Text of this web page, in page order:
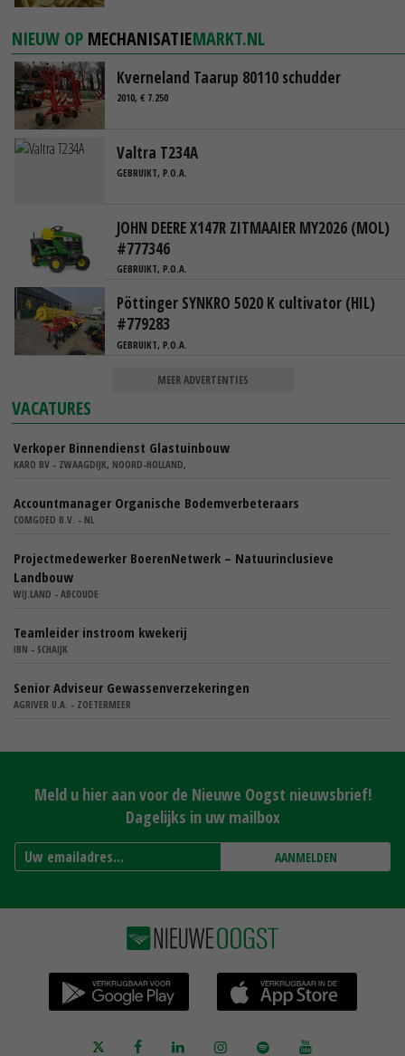
NIEUW OP MECHANISATIEMARKT.NL
Kverneland Taarup 80110 schudder
2010, € 7.250
Valtra T234A
GEBRUIKT, P.O.A.
JOHN DEERE X147R ZITMAAIER MY2026 (MOL)
#777346
GEBRUIKT, P.O.A.
Pöttinger SYNKRO 5020 K cultivator (HIL)
#779283
GEBRUIKT, P.O.A.
MEER ADVERTENTIES
VACATURES
Verkoper Binnendienst Glastuinbouw
KARO BV - ZWAAGDIJK, NOORD-HOLLAND,
Accountmanager Organische Bodemverbeteraars
COMGOED B.V. - NL
Projectmedewerker BoerenNetwerk – Natuurinclusieve
Landbouw
WIJ.LAND - ABCOUDE
Teamleider instroom kwekerij
IBN - SCHAIJK
Senior Adviseur Gewassenverzekeringen
AGRIVER U.A. - ZOETERMEER
Meld u hier aan voor de Nieuwe Oogst nieuwsbrief!
Dagelijks in uw mailbox
AANMELDEN